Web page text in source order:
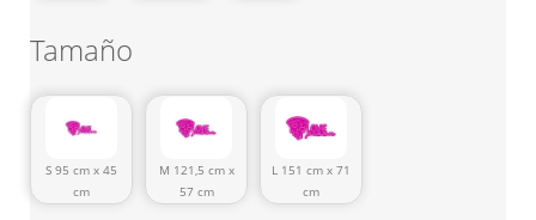
Tamaño
S 95 cm x 45
cm
M 121,5 cm x
57 cm
L 151 cm x 71
cm